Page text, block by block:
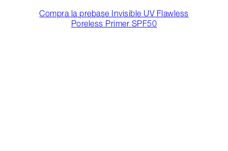
Compra la prebase Invisible UV Flawless
Poreless Primer SPF50